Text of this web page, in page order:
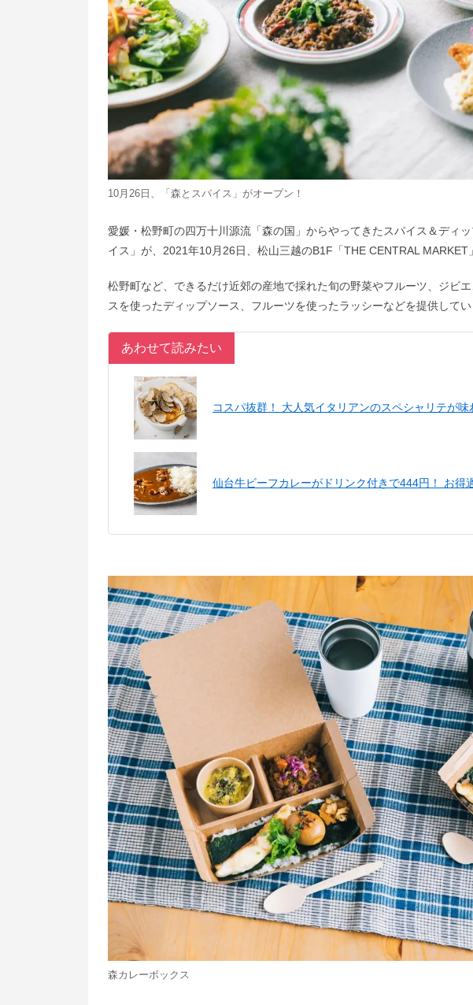
10月26日、「森とスパイス」がオープン！
愛媛・松野町の四万⼗川源流「森の国」からやってきたスパイス＆ディ
イス」が、2021年10月26日、松⼭三越のB1F「THE CENTRAL MARKET
松野町など、できるだけ近郊の産地で採れた旬の野菜やフルーツ、ジビ
スを使ったディップソース、フルーツを使ったラッシーなどを提供してい
あわせて読みたい
コスパ抜群！ 大人気イタリアンのスペシャリテが
仙台牛ビーフカレーがドリンク付きで444円！ お得
森カレーボックス